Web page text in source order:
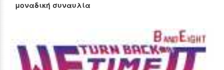
μοναδική συναυλία